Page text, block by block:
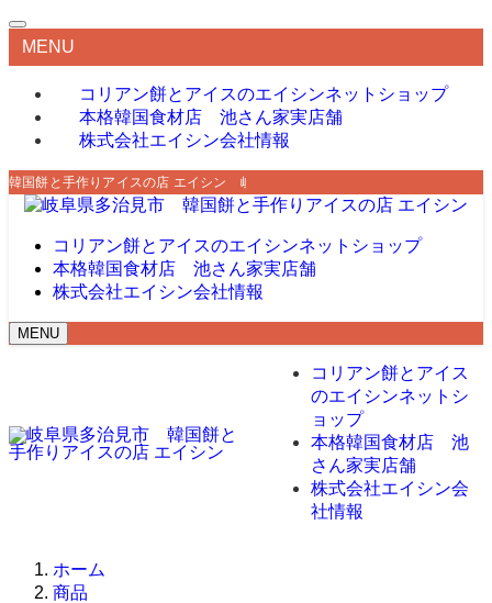
MENU
コリアン餅とアイスのエイシンネットショップ
本格韓国食材店 池さん家実店舗
株式会社エイシン会社情報
韓国餅と手作りアイスの店 エイシン 岐阜県多治見市で韓国餅を販売しており
コリアン餅とアイスのエイシンネットショップ
本格韓国食材店 池さん家実店舗
株式会社エイシン会社情報
MENU
コリアン餅とアイス
のエイシンネットシ
ョップ
本格韓国食材店 池
さん家実店舗
株式会社エイシン会
社情報
ホーム
商品